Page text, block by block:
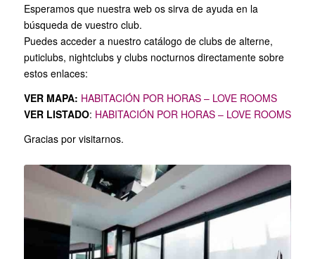
Esperamos que nuestra web os sirva de ayuda en la
búsqueda de vuestro club.
Puedes acceder a nuestro catálogo de clubs de alterne,
puticlubs, nightclubs y clubs nocturnos directamente sobre
estos enlaces:
VER MAPA: HABITACIÓN POR HORAS – LOVE ROOMS
VER LISTADO: HABITACIÓN POR HORAS – LOVE ROOMS
Gracias por visitarnos.